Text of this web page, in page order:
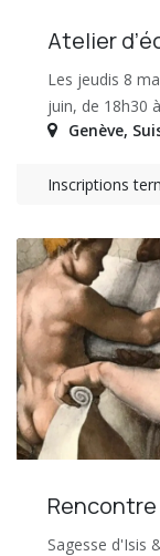
Atelier
Les jeudis 8
juin, de 18h30
Genève,
Inscriptions
Sagesse d'Isis